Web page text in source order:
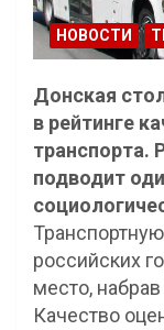
НОВОСТИ
Донская
в рейтинге
транспорта.
подводит
российских
место,
Качество